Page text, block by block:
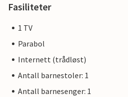
Fasiliteter
1 TV
Parabol
Internett (trådløst)
Antall barnestoler: 1
Antall barnesenger: 1